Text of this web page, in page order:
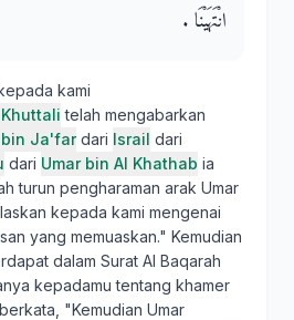
انْتَهَيْنَا ‏.‏
kami
telah mengabarkan
Ja'fardari Israil dari
dari Umar bin Al Khathab ia
turun pengharaman arak Umar
kepada kami mengenai
yang memuaskan." Kemudian
dalam Surat Al Baqarah
kepadamu tentang khamer
"Kemudian Umar